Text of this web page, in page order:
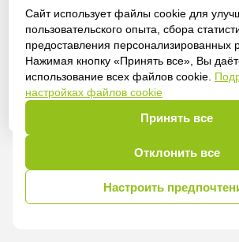
Сайт использует файлы cookie для
пользовательского опыта, сбора
предоставления персонализированных
Нажимая кнопку «Принять все», Вы
использование всех файлов cookie.
настройках файлов cookie
Принять все
Отклонить все
Настроить
Войти